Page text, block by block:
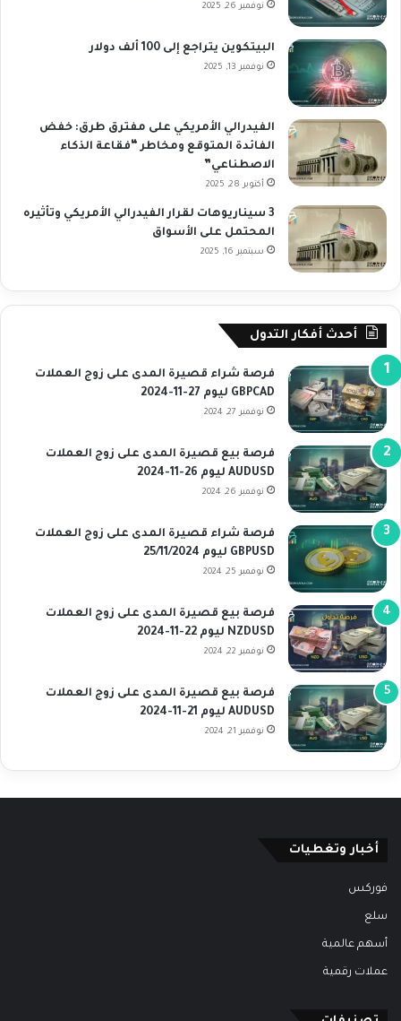
نوفمبر 26, 2025
البيتكوين يتراجع إلى 100 ألف دولار
نوفمبر 13, 2025
الفيدرالي الأمريكي على مفترق طرق: خفض
الفائدة المتوقع ومخاطر “فقاعة الذكاء
الاصطناعي”
أكتوبر 28, 2025
3 سيناريوهات لقرار الفيدرالي الأمريكي وتأثيره
المحتمل على الأسواق
سبتمبر 16, 2025
أحدث أفكار التدول
فرصة شراء قصيرة المدى على زوج العملات
GBPCAD ليوم 27-11-2024
نوفمبر 27, 2024
فرصة بيع قصيرة المدى على زوج العملات
AUDUSD ليوم 26-11-2024
نوفمبر 26, 2024
فرصة شراء قصيرة المدى على زوج العملات
GBPUSD ليوم 25/11/2024
نوفمبر 25, 2024
فرصة بيع قصيرة المدى على زوج العملات
NZDUSD ليوم 22-11-2024
نوفمبر 22, 2024
فرصة بيع قصيرة المدى على زوج العملات
AUDUSD ليوم 21-11-2024
نوفمبر 21, 2024
أخبار وتغطيات
فوركس
سلع
أسهم عالمية
عملات رقمية